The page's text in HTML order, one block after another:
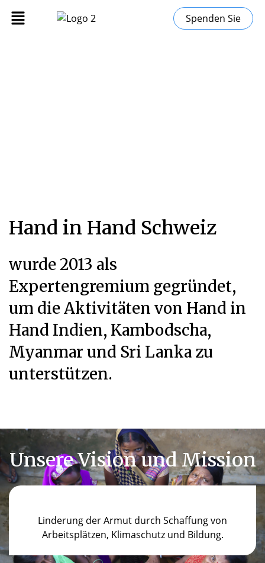
Spenden Sie
Hand in Hand Schweiz
wurde 2013 als
Expertengremium gegründet,
um die Aktivitäten von Hand in
Hand Indien, Kambodscha,
Myanmar und Sri Lanka zu
unterstützen.
Unsere Vision und Mission
Linderung der Armut durch Schaffung von
Arbeitsplätzen, Klimaschutz und Bildung.